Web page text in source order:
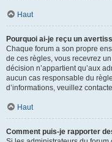
Haut
Pourquoi ai-je reçu un
Chaque forum a son propre
de ces règles, vous recevrez
décision n’appartient qu’aux
aucun cas responsable du
d’informations, veuillez
Haut
Comment puis-je rapporter